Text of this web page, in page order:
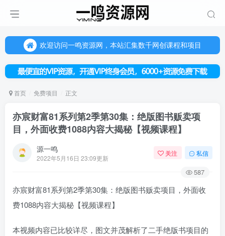
欢迎访问一鸣资源网，本站汇集数千网创课程和项目
欢迎访问一鸣资源网，本站汇集数千网创课程和项目
首页 免费项目 正文
亦宸财富81系列第2季第30集：绝版图书贩卖项
目，外面收费1088内容大揭秘【视频课程】
源一鸣
2022年5月16日 23:09更新
关注 私信
587
亦宸财富81系列第2季第30集：绝版图书贩卖项目，外面收
费1088内容大揭秘【视频课程】
本视频内容已比较详尽，图文并茂解析了二手绝版书项目的